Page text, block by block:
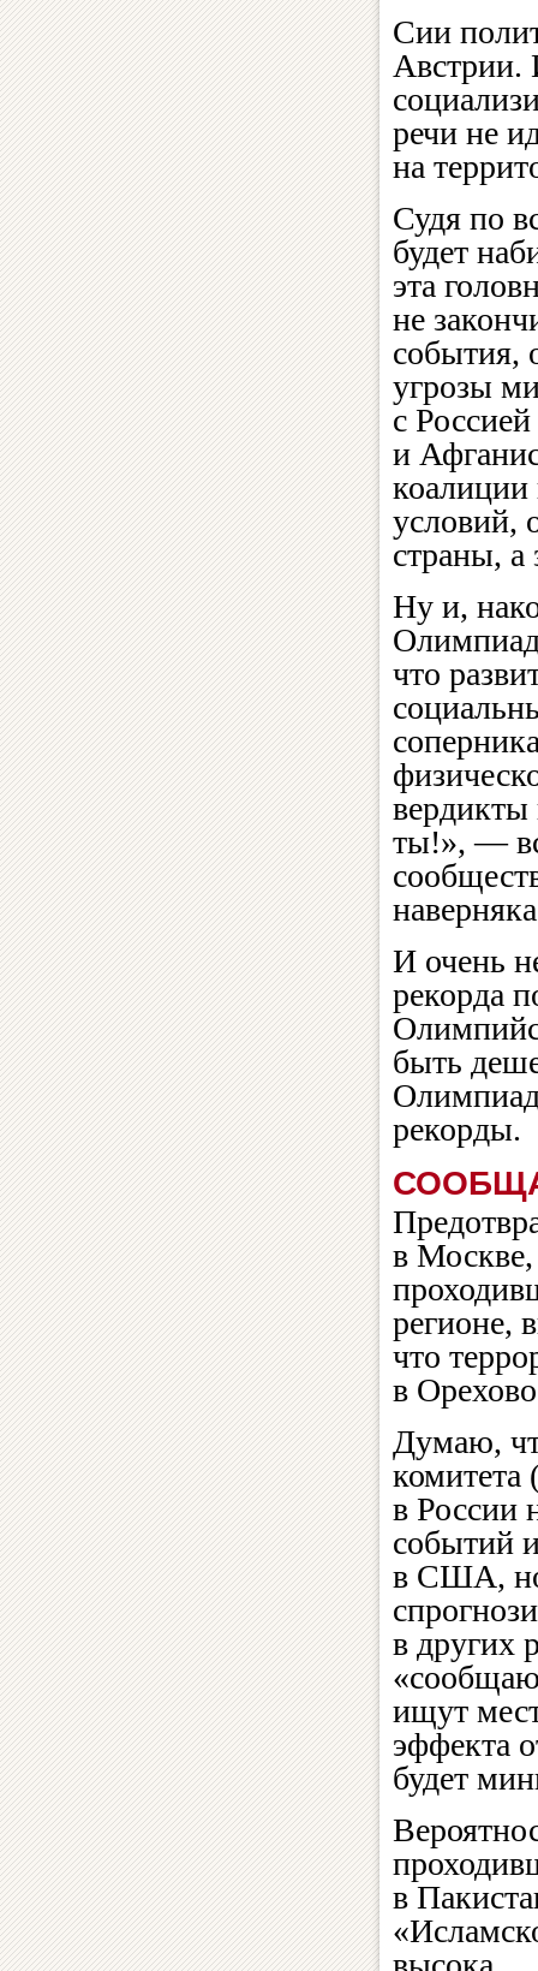
Сии
Австрии.
речи не
на
Судя по
будет
эта
не
события,
угрозы
с
и
коалиции
условий,
страны, а
Ну и,
что
вердикты
ты!», —
И очень
рекорда
быть
рекорды.
в Москве,
регионе,
что
в
Думаю,
комитета
в России
событий
в США, но
в других
ищут
эффекта
будет
в